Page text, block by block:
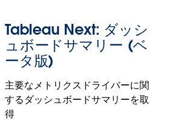
パーソナル組織 (ベータ
Tableau Next: ダッシ
ュボードサマリー (ベ
ータ版)
主要なメトリクスドライバーに関
するダッシュボードサマリーを取
得